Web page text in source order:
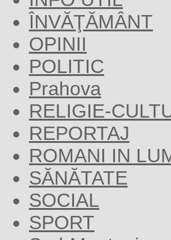
ÎNVĂŢĂMÂNT
OPINII
POLITIC
Prahova
RELIGIE-
REPORTAJ
ROMANI IN
SĂNĂTATE
SOCIAL
SPORT